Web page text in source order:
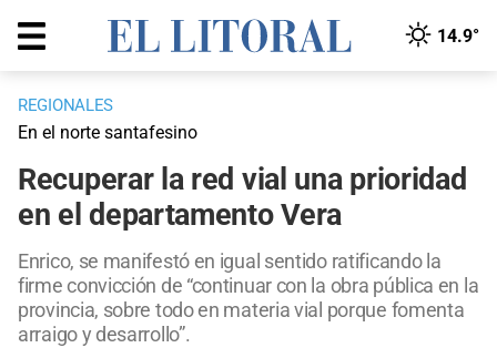
14.9°
REGIONALES
En el norte santafesino
Recuperar la red vial una prioridad
en el departamento Vera
Enrico, se manifestó en igual sentido ratificando la
firme convicción de “continuar con la obra pública en la
provincia, sobre todo en materia vial porque fomenta
arraigo y desarrollo”.